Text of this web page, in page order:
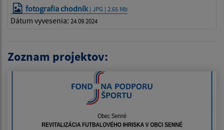
fotografia chodník | JPG | 2.65 Mb
Dátum vyvesenia: 24.09.2024
Zoznam projektov: